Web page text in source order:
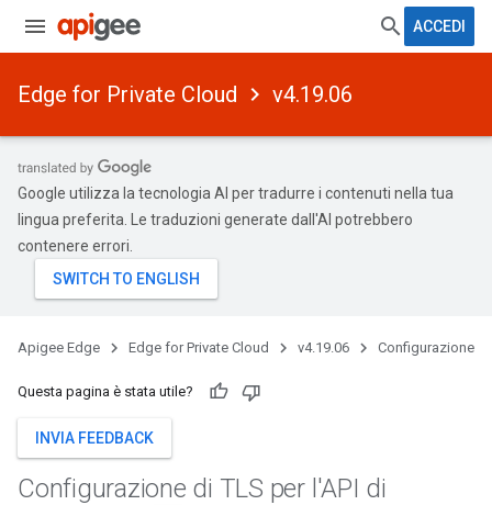
ACCEDI
Edge for Private Cloud v4.19.06
Google utilizza la tecnologia AI per tradurre i contenuti nella tua
lingua preferita. Le traduzioni generate dall'AI potrebbero
contenere errori.
Apigee Edge Edge for Private Cloud v4.19.06 Configurazione
Questa pagina è stata utile?
INVIA FEEDBACK
Configurazione di TLS per l'API di